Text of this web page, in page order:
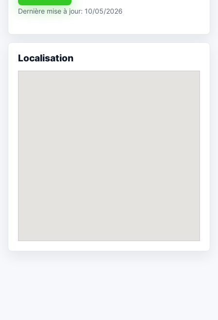
Dernière mise à jour: 10/05/2026
Localisation